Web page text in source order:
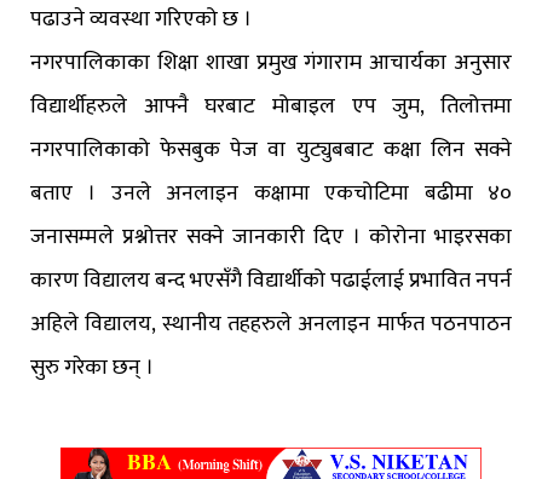
पढाउने व्यवस्था गरिएको छ ।
नगरपालिकाका शिक्षा शाखा प्रमुख गंगाराम आचार्यका अनुसार
विद्यार्थीहरुले आफ्नै घरबाट मोबाइल एप जुम, तिलोत्तमा
नगरपालिकाको फेसबुक पेज वा युट्युबबाट कक्षा लिन सक्ने
बताए । उनले अनलाइन कक्षामा एकचोटिमा बढीमा ४०
जनासम्मले प्रश्नोत्तर सक्ने जानकारी दिए । कोरोना भाइरसका
कारण विद्यालय बन्द भएसँगै विद्यार्थीको पढाईलाई प्रभावित नपर्न
अहिले विद्यालय, स्थानीय तहहरुले अनलाइन मार्फत पठनपाठन
सुरु गरेका छन् ।